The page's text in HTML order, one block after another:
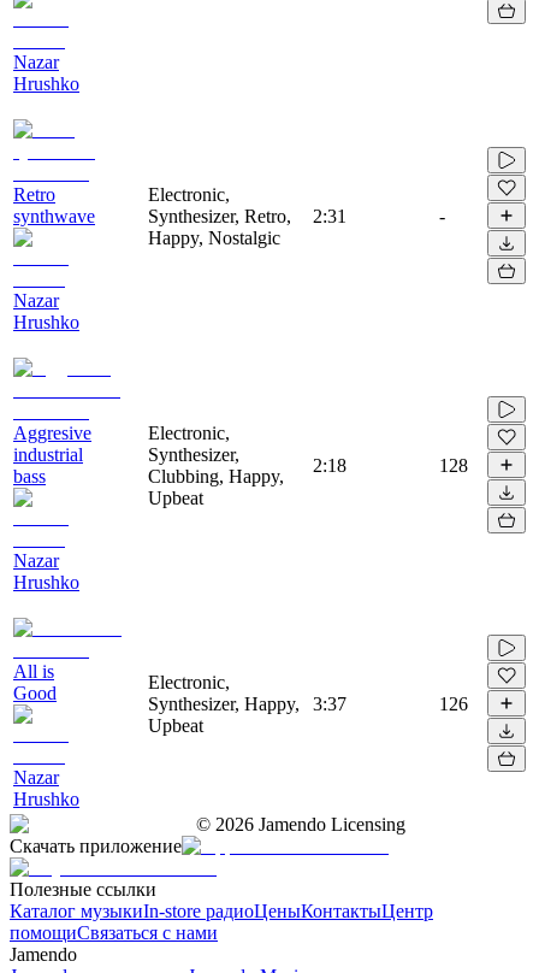
Nazar
Hrushko
Retro
synthwave
Nazar
Hrushko
Electronic,
Synthesizer, Retro,
Happy, Nostalgic
2:31 -
Aggresive
industrial
bass
Nazar
Hrushko
Electronic,
Synthesizer,
Clubbing, Happy,
Upbeat
2:18 128
All is
Good
Nazar
Hrushko
Electronic,
Synthesizer, Happy,
Upbeat
3:37 126
© 2026 Jamendo Licensing
Скачать приложение
Полезные ссылки
Каталог музыкиIn-store радиоЦеныКонтактыЦентр
помощиСвязаться с нами
Jamendo